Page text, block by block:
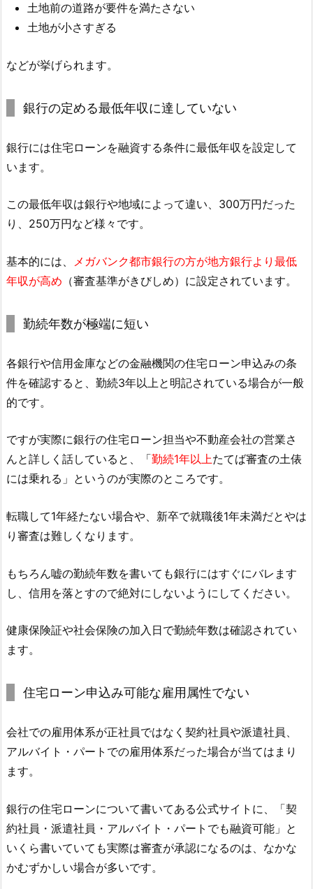
土地前の道路が要件を満たさない
土地が小さすぎる
などが挙げられます。
銀行の定める最低年収に達していない
銀行には住宅ローンを融資する条件に最低年収を設定して
います。
この最低年収は銀行や地域によって違い、300万円だった
り、250万円など様々です。
基本的には、
メガバンク都市銀行の方が地方銀行より最低
年収が高め （審査基準がきびしめ）に設定されています。
勤続年数が極端に短い
各銀行や信用金庫などの金融機関の住宅ローン申込みの条
件を確認すると、勤続3年以上と明記されている場合が一般
的です。
ですが実際に銀行の住宅ローン担当や不動産会社の営業さ
んと詳しく話していると、「勤続1年以上たてば審査の土俵
には乗れる」というのが実際のところです。
転職して1年経たない場合や、新卒で就職後1年未満だとやは
り審査は難しくなります。
もちろん嘘の勤続年数を書いても銀行にはすぐにバレます
し、信用を落とすので絶対にしないようにしてください。
健康保険証や社会保険の加入日で勤続年数は確認されてい
ます。
住宅ローン申込み可能な雇用属性でない
会社での雇用体系が正社員ではなく契約社員や派遣社員、
アルバイト・パートでの雇用体系だった場合が当てはまり
ます。
銀行の住宅ローンについて書いてある公式サイトに、「契
約社員・派遣社員・アルバイト・パートでも融資可能」と
いくら書いていても実際は審査が承認になるのは、なかな
かむずかしい場合が多いです。